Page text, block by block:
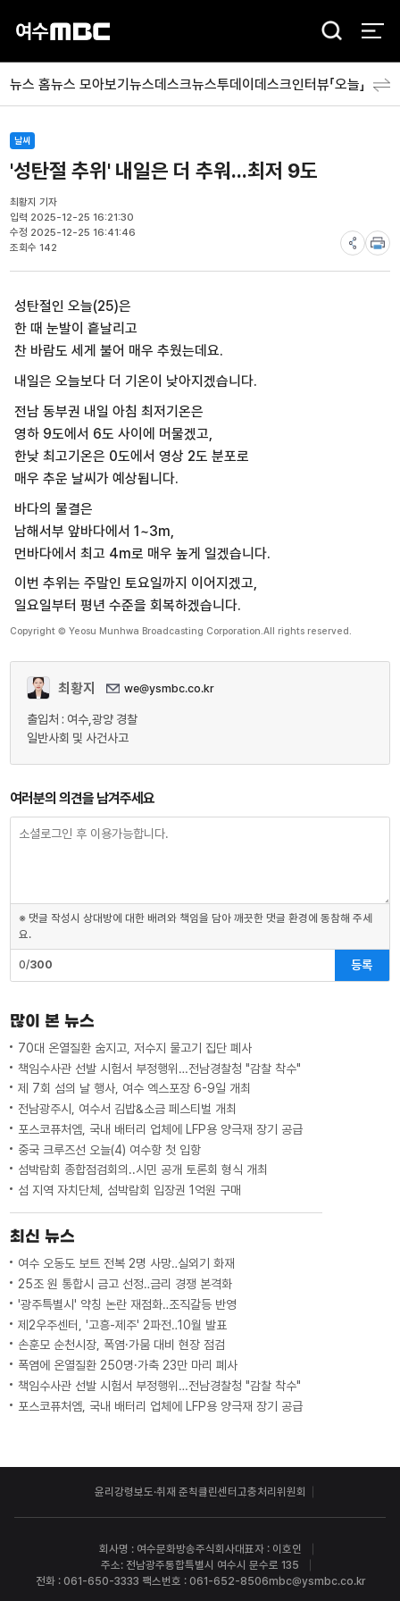
검
뉴스 홈뉴스 모아보기뉴스데스크뉴스투데이데스크인터뷰「오늘」 분야
날씨
'성탄절 추위' 내일은 더 추워...최저 9도
최황지 기자
입력 2025-12-25 16:21:30
수정 2025-12-25 16:41:46
조회수 142
성탄절인 오늘(25)은
한 때 눈발이 흩날리고
찬 바람도 세게 불어 매우 추웠는데요.
내일은 오늘보다 더 기온이 낮아지겠습니다.
전남 동부권 내일 아침 최저기온은
영하 9도에서 6도 사이에 머물겠고,
한낮 최고기온은 0도에서 영상 2도 분포로
매우 추운 날씨가 예상됩니다.
바다의 물결은
남해서부 앞바다에서 1~3m,
먼바다에서 최고 4m로 매우 높게 일겠습니다.
이번 추위는 주말인 토요일까지 이어지겠고,
일요일부터 평년 수준을 회복하겠습니다.
Copyright © Yeosu Munhwa Broadcasting Corporation.All rights reserved.
최황지 we@ysmbc.co.kr
출입처 : 여수,광양 경찰
일반사회 및 사건사고
여러분의 의견을 남겨주세요
※ 댓글 작성시 상대방에 대한 배려와 책임을 담아 깨끗한 댓글 환경에 동참해 주세
요.
0/300 등록
많이 본 뉴스
70대 온열질환 숨지고, 저수지 물고기 집단 폐사
책임수사관 선발 시험서 부정행위…전남경찰청 "감찰 착수"
제 7회 섬의 날 행사, 여수 엑스포장 6-9일 개최
전남광주시, 여수서 김밥&소금 페스티벌 개최
포스코퓨처엠, 국내 배터리 업체에 LFP용 양극재 장기 공급
중국 크루즈선 오늘(4) 여수항 첫 입항
섬박람회 종합점검회의..시민 공개 토론회 형식 개최
섬 지역 자치단체, 섬박람회 입장권 1억원 구매
최신 뉴스
여수 오동도 보트 전복 2명 사망‥실외기 화재
25조 원 통합시 금고 선정‥금리 경쟁 본격화
'광주특별시' 약칭 논란 재점화‥조직갈등 반영
제2우주센터, '고흥-제주' 2파전‥10월 발표
손훈모 순천시장, 폭염·가뭄 대비 현장 점검
폭염에 온열질환 250명·가축 23만 마리 폐사
책임수사관 선발 시험서 부정행위…전남경찰청 "감찰 착수"
포스코퓨처엠, 국내 배터리 업체에 LFP용 양극재 장기 공급
윤리강령보도·취재 준칙클린센터고충처리위원회
회사명 : 여수문화방송주식회사대표자 : 이호인
주소: 전남광주통합특별시 여수시 문수로 135
전화 : 061-650-3333 팩스번호 : 061-652-8506mbc@ysmbc.co.kr